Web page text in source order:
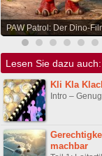
PAW Patrol: Der Dino-
Lesen Sie dazu auch:
Kli Kla
Intro –
machbar